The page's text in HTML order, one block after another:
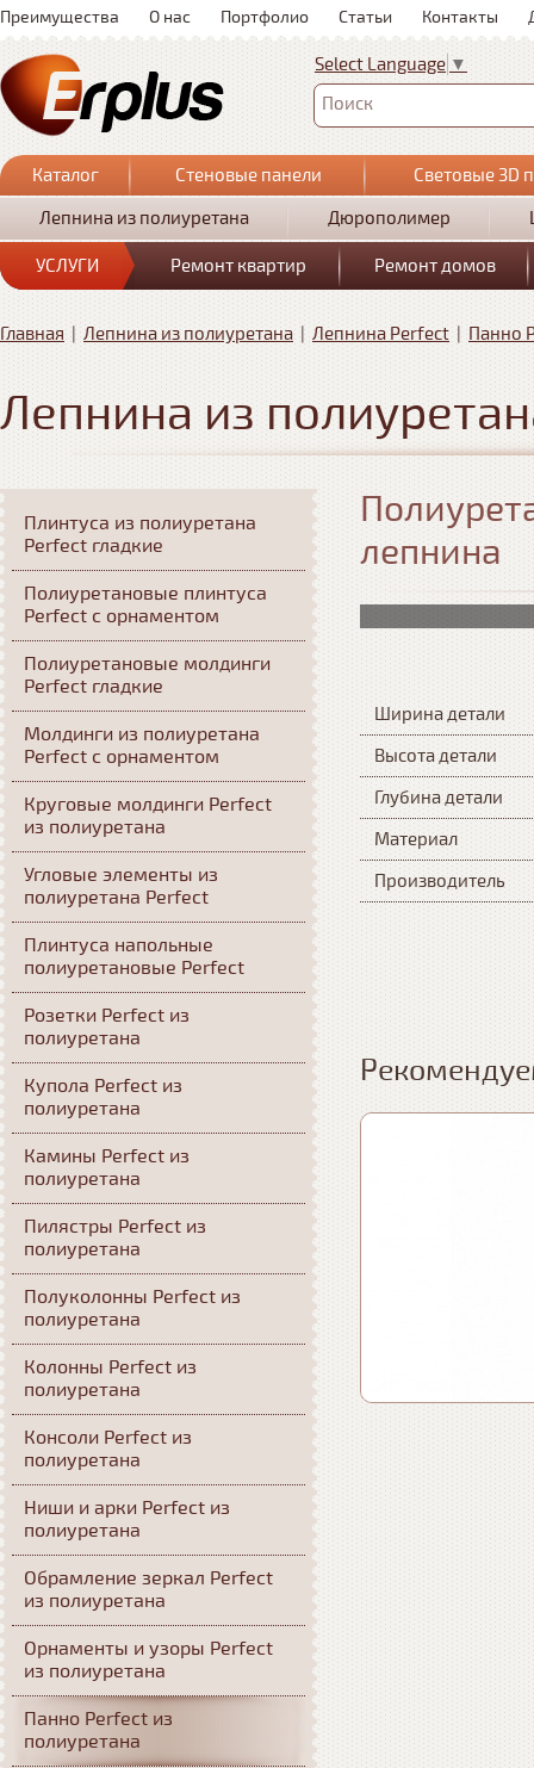
Преимущества О нас Портфолио Статьи Контакты
Select Language ▼
Поиск
Каталог Стеновые панели
Световые 3D
Лепнина из полиуретана
Дюрополимер
УСЛУГИ Ремонт квартир Ремонт домов
Главная | Лепнина из полиуретана | Лепнина Perfect | Панно
Лепнина из
лепнина
Ширина детали
Высота детали
Глубина детали
Материал
Производитель
Плинтуса из полиуретана
Perfect гладкие
Полиуретановые плинтуса
Perfect с орнаментом
Полиуретановые молдинги
Perfect гладкие
Молдинги из полиуретана
Perfect с орнаментом
Круговые молдинги Perfect
из полиуретана
Угловые элементы из
полиуретана Perfect
Плинтуса напольные
полиуретановые Perfect
Розетки Perfect из
полиуретана
Купола Perfect из
полиуретана
Камины Perfect из
полиуретана
Пилястры Perfect из
полиуретана
Полуколонны Perfect из
полиуретана
Колонны Perfect из
полиуретана
Консоли Perfect из
полиуретана
Ниши и арки Perfect из
полиуретана
Обрамление зеркал Perfect
из полиуретана
Орнаменты и узоры Perfect
из полиуретана
Панно Perfect из
полиуретана